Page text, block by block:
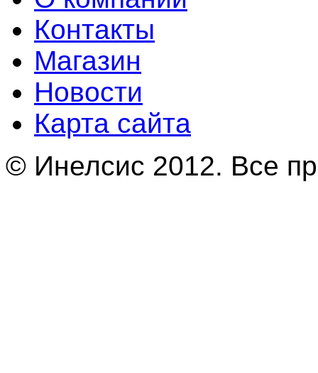
Контакты
Магазин
Новости
Карта сайта
© Инелсис 2012. Все